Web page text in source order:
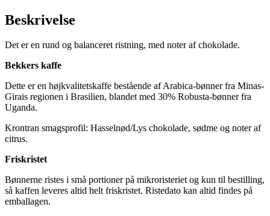
Beskrivelse
Det er en rund og balanceret ristning, med noter af chokolade.
Bekkers kaffe
Dette er en højkvalitetskaffe bestående af Arabica-bønner fra Minas-
Girais regionen i Brasilien, blandet med 30% Robusta-bønner fra
Uganda.
Krontran smagsprofil: Hasselnød/Lys chokolade, sødme og noter af
citrus.
Friskristet
Bønnerne ristes i små portioner på mikroristeriet og kun til bestilling,
så kaffen leveres altid helt friskristet. Ristedato kan altid findes på
emballagen.